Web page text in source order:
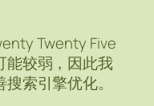
Twenty Five
能较弱，因此我
索引擎优化。